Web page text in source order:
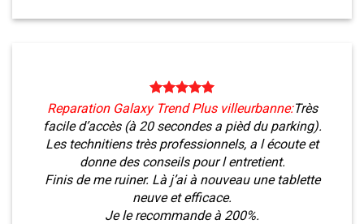
Reparation Galaxy Trend Plus villeurbanne:Très
facile d’accès (à 20 secondes a pièd du parking).
Les technitiens très professionnels, a l écoute et
donne des conseils pour l entretient.
Finis de me ruiner. Là j’ai à nouveau une tablette
neuve et efficace.
Je le recommande à 200%.